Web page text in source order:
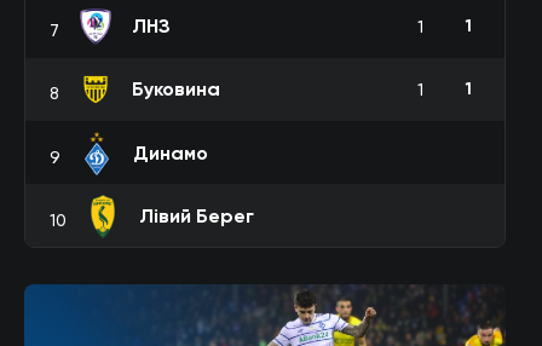
7 ЛНЗ 1 1
8 Буковина 1 1
9 Динамо
10 Лівий Берег